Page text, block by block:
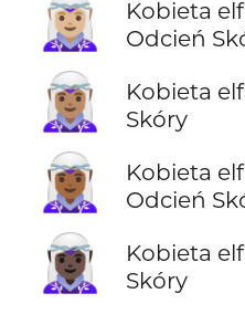
🧝🏼‍♀️
Kobieta
Odcień
🧝🏽‍♀️
Kobieta
Skóry
🧝🏾‍♀️
Kobieta
Odcień
🧝🏿‍♀️
Kobieta
Skóry